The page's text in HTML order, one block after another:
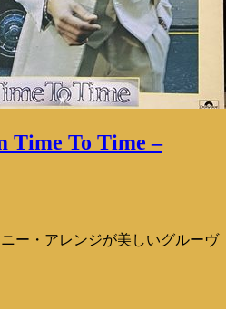
Time To Time –
ー・アレンジが美しいグルーヴ